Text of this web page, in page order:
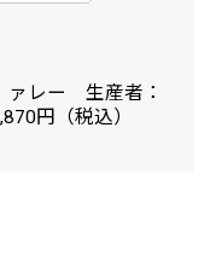
ァレー 生産者：
円（税込）